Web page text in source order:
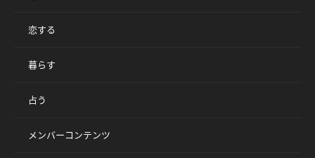
恋する
暮らす
占う
メンバーコンテンツ